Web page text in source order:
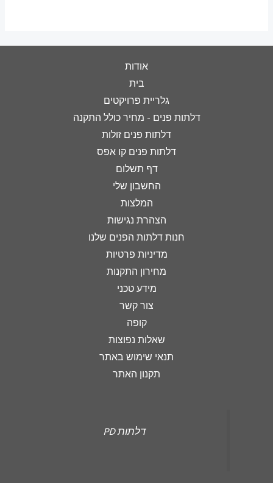
אודות
בית
גלריית פרויקטים
דלתות פנים - מחיר כולל התקנה
דלתות פנים זולות
דלתות פנים קו אפס
דף תשלום
החשבון שלי
המלצות
הצהרת נגישות
חנות דלתות הפנים שלנו
מדיניות פרטיות
מחירון התקנות
מידע טכני
צור קשר
קופה
שאלות נפוצות
תנאי שימוש באתר
תקנון האתר
‏דלתות PD‏